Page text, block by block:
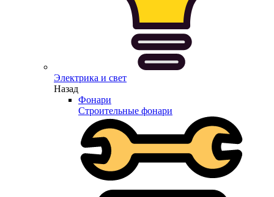
Электрика и свет
Назад
Фонари
Строительные фонари